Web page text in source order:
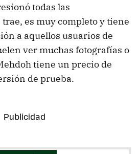
todas las
es muy completo y tiene
a aquellos usuarios de
ver muchas fotografías o
tiene un precio de
de prueba.